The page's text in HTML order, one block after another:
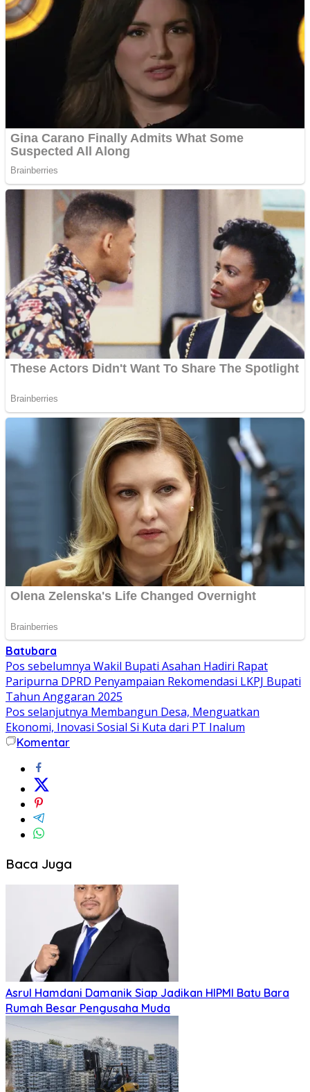
Batubara
Navigasi
pos
Pos sebelumnya Wakil Bupati Asahan Hadiri Rapat
Paripurna DPRD Penyampaian Rekomendasi LKPJ Bupati
Tahun Anggaran 2025
Pos selanjutnya Membangun Desa, Menguatkan
Ekonomi, Inovasi Sosial Si Kuta dari PT Inalum
Komentar
Baca Juga
Asrul Hamdani Damanik Siap Jadikan HIPMI Batu Bara
Rumah Besar Pengusaha Muda